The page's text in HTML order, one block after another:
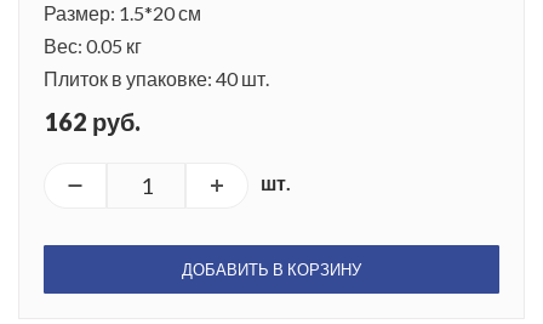
Размер: 1.5*20 см
Вес: 0.05 кг
Плиток в упаковке: 40 шт.
162 руб.
шт.
ДОБАВИТЬ В КОРЗИНУ